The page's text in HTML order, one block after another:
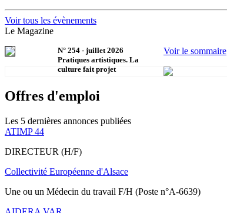
Voir tous les évènements
Le Magazine
N° 254 - juillet 2026
Pratiques artistiques. La
culture fait projet
Voir le sommaire
Offres d'emploi
Les 5 dernières annonces publiées
ATIMP 44
DIRECTEUR (H/F)
Collectivité Européenne d'Alsace
Une ou un Médecin du travail F/H (Poste n°A-6639)